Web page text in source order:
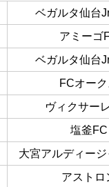
ベガルタ仙台
アミーゴ
ベガルタ仙台
FCオーク
ヴィクサー
塩釜FC
大宮アルディー
アストロ